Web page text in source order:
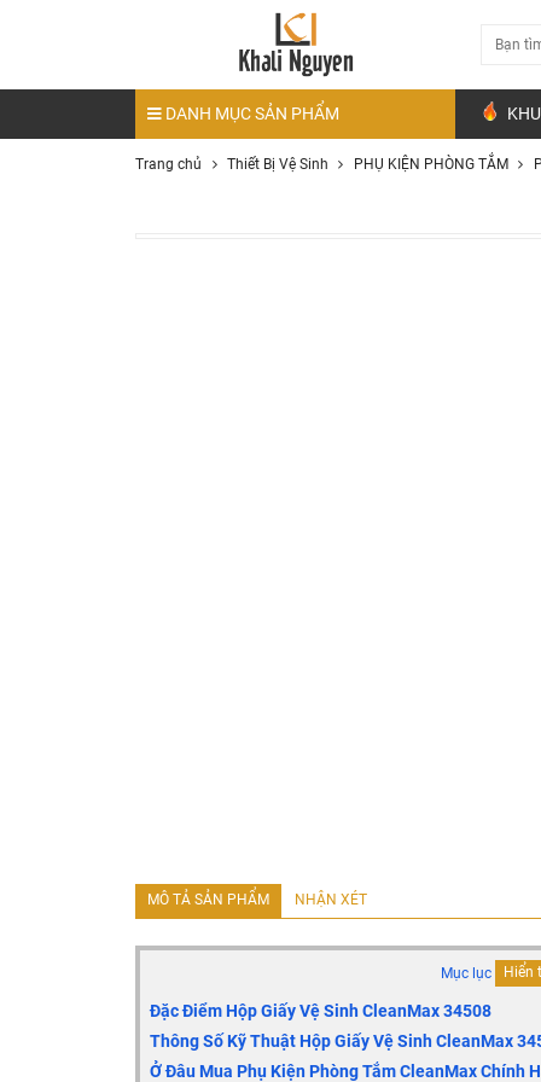
DANH MỤC SẢN PHẨM
Trang chủ Thiết Bị Vệ Sinh PHỤ KIỆN PHÒNG TẮM
MÔ TẢ SẢN PHẨM NHẬN XÉT
Mục lục Hiển
Đặc Điểm Hộp Giấy Vệ Sinh CleanMax 34508
Thông Số Kỹ Thuật Hộp Giấy Vệ Sinh CleanMax
Ở Đâu Mua Phụ Kiện Phòng Tắm CleanMax Chính